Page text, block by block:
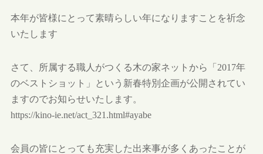
本年が皆様にとって素晴らしい年になりますことを祈念
いたします
さて、所属する職人がつくる木の家ネットから「2017年
のベストショット」という新春特別企画が公開されてい
ますのでお知らせいたします。
https://kino-ie.net/act_321.html#ayabe
会員の皆にとっても充実した出来事が多くあったことが